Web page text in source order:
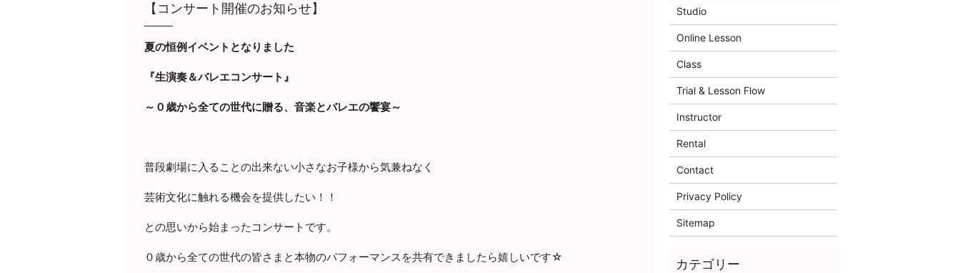
【コンサート開催のお知らせ】
夏の恒例イベントとなりました
『生演奏＆バレエコンサート』
～０歳から全ての世代に贈る、音楽とバレエの饗宴～
普段劇場に入ることの出来ない小さなお子様から気兼ねなく
芸術文化に触れる機会を提供したい！！
との思いから始まったコンサートです。
０歳から全ての世代の皆さまと本物のパフォーマンスを共有できましたら嬉しいです☆
Studio
Online Lesson
Class
Trial & Lesson Flow
Instructor
Rental
Contact
Privacy Policy
Sitemap